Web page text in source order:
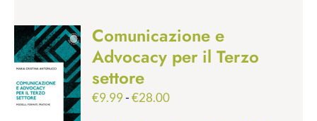
Comunicazione e
Advocacy per il Terzo
settore
€9.99-€28.00Fascia